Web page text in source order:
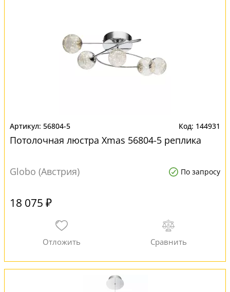
56804-5 144931
Потолочная люстра Xmas 56804-5 реплика
Globo (Австрия) По запросу
18 075 ₽